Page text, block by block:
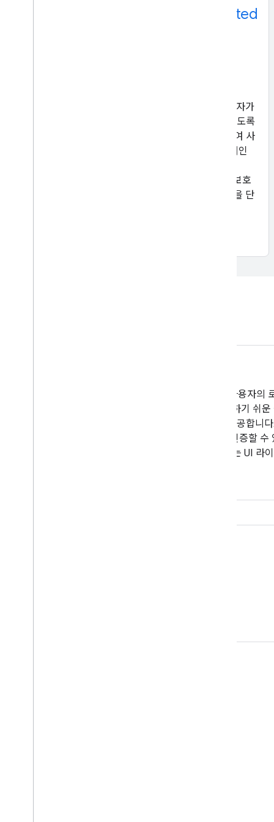
Google ID 서비스의 Federated
GIS는 현재 서드 파티 쿠키를 사용하여 사용자가
웹사이트에 손쉽게 가입하고 로그인할 수 있도록
지원함으로써 비밀번호에 대한 의존도를 줄여 사
용자의 로그인 보안을 강화합니다. 하지만 개인
Chrome은 온라인에서 사용자 개인 정보를 보호
하기 위해 2024년부터 서드 파티 쿠키 지원을 단
Firebase 인증을 사용하면 모든 기기에서 사용자의
한 인증을 손쉽게 구축할 수 있습니다. 사용하기 쉬
자를 안전하게 인증하는 백엔드 서비스를 제공합니
체 사용자 인증 정보를 사용하여 사용자를 인증할
은 앱에서 완전한 인증 환경을 구현할 수 있는 UI 라